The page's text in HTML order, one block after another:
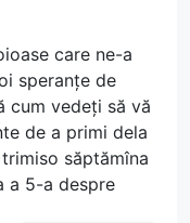
care ne-a
speranțe de
cum vedeți să vă
de a primi dela
săptămîna
a 5-a despre